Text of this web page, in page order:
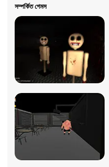
সম্পর্কিত গেমস